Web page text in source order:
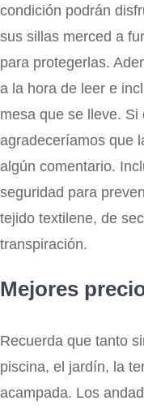
condición podrán
sus sillas merced a
para protegerlas.
a la hora de leer e
mesa que se lleve.
agradeceríamos que
algún comentario.
seguridad para
tejido textilene, de
transpiración.
Mejores
Recuerda que tanto
piscina, el jardín, la
acampada. Los